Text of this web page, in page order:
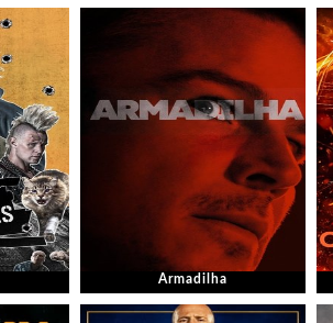
Armadilha